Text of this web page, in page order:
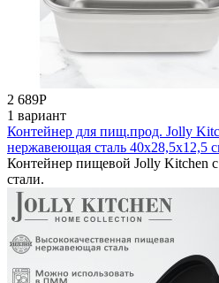
2 689Р
1 вариант
Контейнер для пищ.прод. Jolly
нержавеющая сталь 40x28,5x12,5
Контейнер пищевой Jolly Kitchen
стали.